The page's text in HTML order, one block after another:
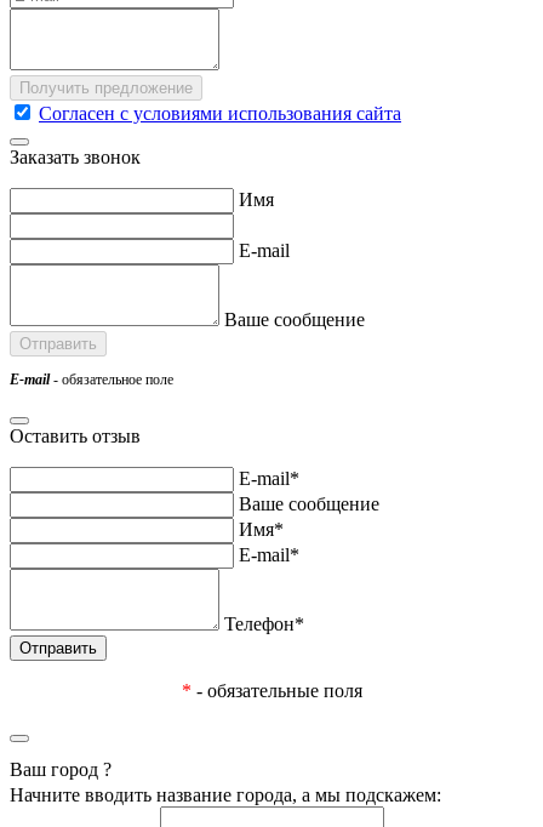
Согласен с условиями использования сайта
Заказать звонок
Имя
E-mail
Ваше сообщение
E-mail- обязательное поле
Оставить отзыв
E-mail*
Ваше сообщение
Имя*
E-mail*
Телефон*
* - обязательные поля
Ваш город ?
Начните вводить название города, а мы подскажем: